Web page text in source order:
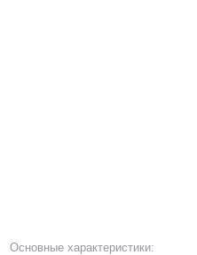
Основные характеристики: